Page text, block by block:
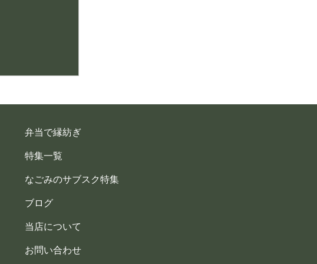
弁当で縁紡ぎ
特集一覧
なごみのサブスク特集
ブログ
当店について
お問い合わせ